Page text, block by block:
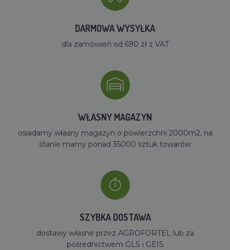
DARMOWA WYSYŁKA
dla zamówień od 690 zł z VAT
WŁASNY MAGAZYN
osiadamy własny magazyn o powierzchni 2000m2, na
stanie mamy ponad 35000 sztuk towarów
SZYBKA DOSTAWA
dostawy własne przez AGROFORTEL lub za
pośrednictwem GLS i GEIS